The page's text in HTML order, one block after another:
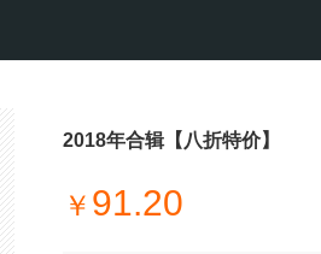
2018年合辑【八折特价】
￥ 91.20